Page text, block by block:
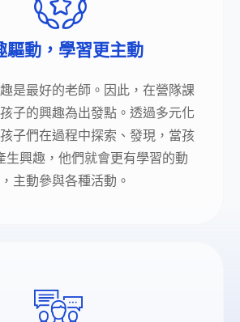
驅動，學習更主動
是最好的老師。因此，在營隊課
子的興趣為出發點。透過多元化
子們在過程中探索、發現，當孩
生興趣，他們就會更有學習的動
主動參與各種活動。